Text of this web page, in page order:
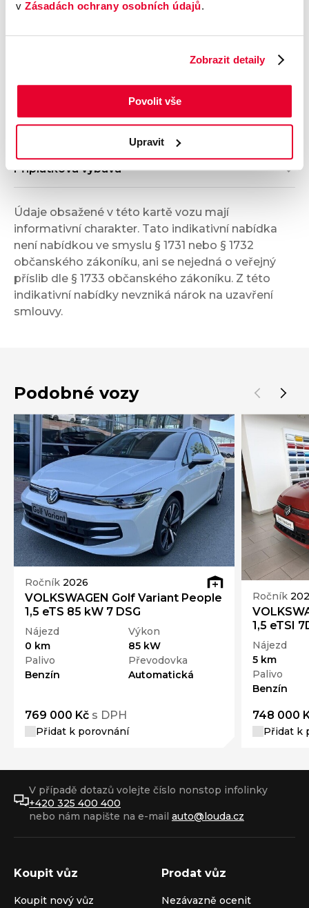
v Zásadách ochrany osobních údajů.
Zobrazit detaily
Povolit vše
Upravit
Příplatková výbava
Údaje obsažené v této kartě vozu mají
informativní charakter. Tato indikativní nabídka
není nabídkou ve smyslu § 1731 nebo § 1732
občanského zákoníku, ani se nejedná o veřejný
příslib dle § 1733 občanského zákoníku. Z této
indikativní nabídky nevzniká nárok na uzavření
smlouvy.
Podobné vozy
Ročník 2026
VOLKSWAGEN Golf Variant People
1,5 eTS 85 kW 7 DSG
Nájezd
0 km
Výkon
85 kW
Palivo
Benzín
Převodovka
Automatická
769 000 Kč s DPH
Přidat k porovnání
Ročník
1,5 eTSI
Nájezd
5 km
Palivo
Benzín
748 000
Přidat k
V případě dotazů volejte číslo nonstop infolinky
+420 325 400 400
nebo nám napište na e-mail auto@louda.cz
Koupit vůz
Koupit nový vůz
Prodat vůz
Nezávazně ocenit